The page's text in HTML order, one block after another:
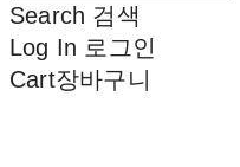
Search 검색
Log In 로그인
Cart장바구니